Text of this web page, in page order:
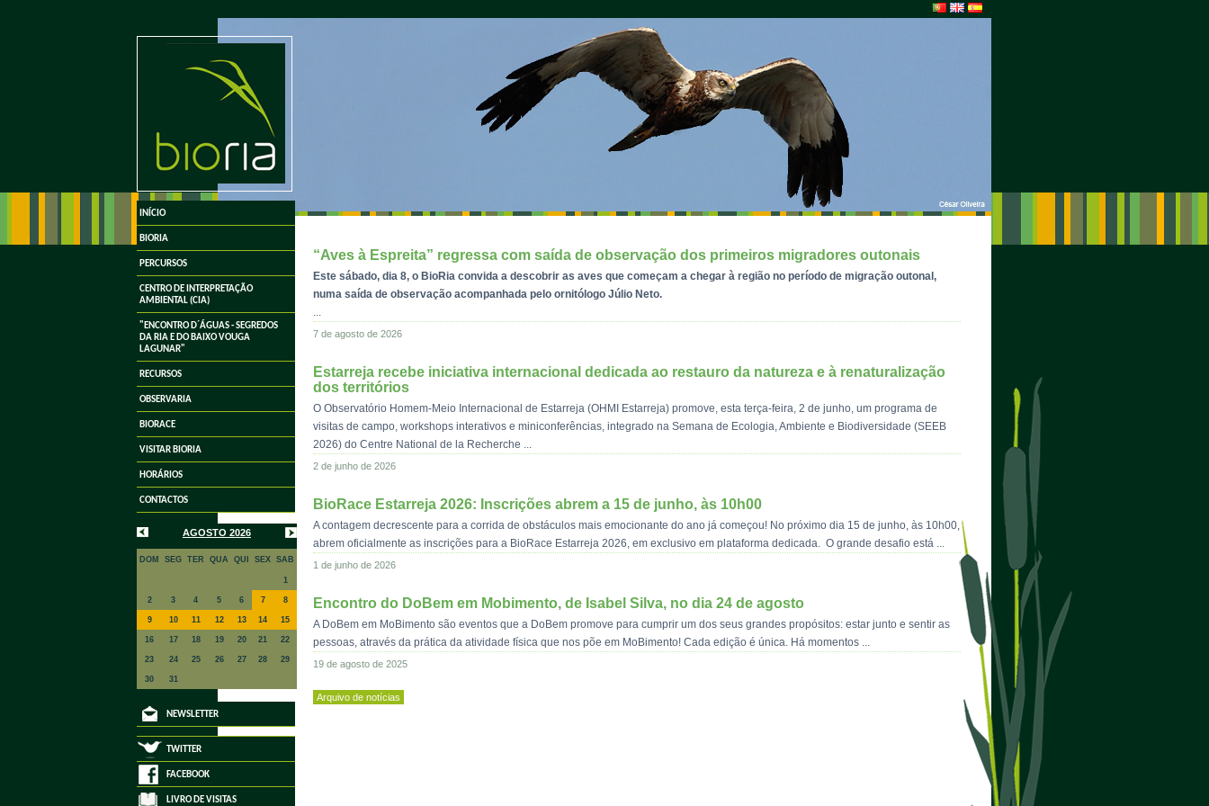
INÍCIO
BIORIA
PERCURSOS
CENTRO DE INTERPRETAÇÃO
AMBIENTAL (CIA)
"ENCONTRO D´ÁGUAS - SEGREDOS
DA RIA E DO BAIXO VOUGA
LAGUNAR"
RECURSOS
OBSERVARIA
BIORACE
VISITAR BIORIA
HORÁRIOS
CONTACTOS
AGOSTO 2026
DOM SEG TER QUA QUI SEX SAB
1
2 3 4 5 6 7 8
9 10 11 12 13 14 15
16 17 18 19 20 21 22
23 24 25 26 27 28 29
30 31
NEWSLETTER
TWITTER
FACEBOOK
LIVRO DE VISITAS
“Aves à Espreita” regressa com saída de observação dos primeiros migradores outonais
Este sábado, dia 8, o BioRia convida a descobrir as aves que começam a chegar à região no período de migração outonal,
numa saída de observação acompanhada pelo ornitólogo Júlio Neto.
...
7 de agosto de 2026
Estarreja recebe iniciativa internacional dedicada ao restauro da natureza e à renaturalização
dos territórios
O Observatório Homem-Meio Internacional de Estarreja (OHMI Estarreja) promove, esta terça-feira, 2 de junho, um programa de
visitas de campo, workshops interativos e miniconferências, integrado na Semana de Ecologia, Ambiente e Biodiversidade (SEEB
2026) do Centre National de la Recherche ...
2 de junho de 2026
BioRace Estarreja 2026: Inscrições abrem a 15 de junho, às 10h00
A contagem decrescente para a corrida de obstáculos mais emocionante do ano já começou! No próximo dia 15 de junho, às 10h00,
abrem oficialmente as inscrições para a BioRace Estarreja 2026, em exclusivo em plataforma dedicada. O grande desafio está ...
1 de junho de 2026
Encontro do DoBem em Mobimento, de Isabel Silva, no dia 24 de agosto
A DoBem em MoBimento são eventos que a DoBem promove para cumprir um dos seus grandes propósitos: estar junto e sentir as
pessoas, através da prática da atividade física que nos põe em MoBimento! Cada edição é única. Há momentos ...
19 de agosto de 2025
Arquivo de notícias